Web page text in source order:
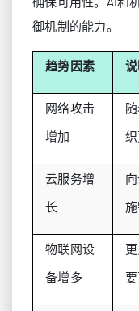
御机制的能力。
趋势因素
网络攻击
增加
云服务增
长
物联网设
备增多